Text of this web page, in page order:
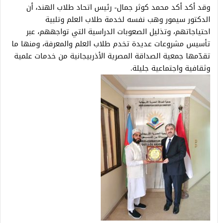
وقد أكد أكد محمد كوثر جمال- رئيس اتحاد طلاب الهند، أن
الدكتور سيمور وهب نفسه لخدمة طلاب العلم وتلبية
احتياجاتهم، وتذليل الصعوبات الدراسية التي تواجههم، عبر
تأسيس مشروعات عديدة تخدم طلاب العلم والمعرفة، ومنها ما
تقدّمها جمعية الصداقة المصرية الأذربيجانية من خدمات علمية
وثقافية واجتماعية جليلة.